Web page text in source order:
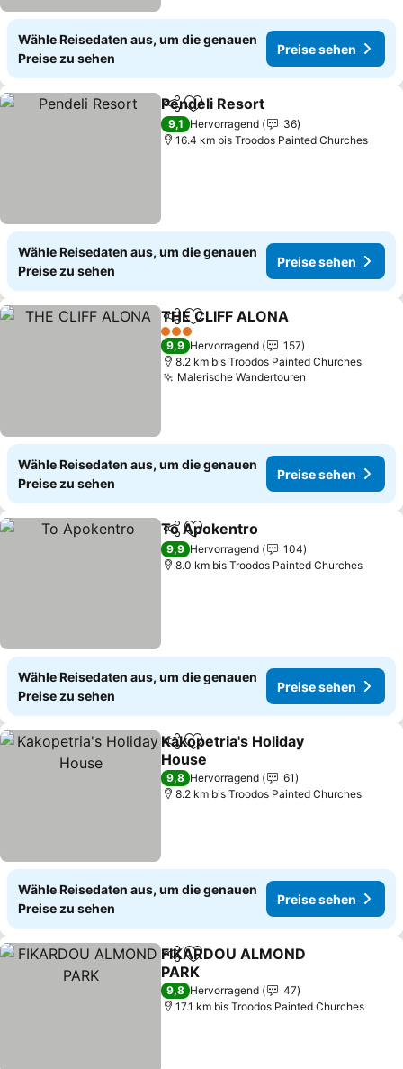
Wähle Reisedaten aus, um die genauen
Preise zu sehen
Preise sehen
TeilenZu Favoriten hinzufügen
Pendeli Resort
9,1 Hervorragend
36
16.4 km bis Troodos Painted Churches
Wähle Reisedaten aus, um die genauen
Preise zu sehen
Preise sehen
TeilenZu Favoriten hinzufügen
THE CLIFF ALONA
3 Sterne
9,9 Hervorragend
157
8.2 km bis Troodos Painted Churches
Malerische Wandertouren
Wähle Reisedaten aus, um die genauen
Preise zu sehen
Preise sehen
TeilenZu Favoriten hinzufügen
To Apokentro
9,9 Hervorragend
104
8.0 km bis Troodos Painted Churches
Wähle Reisedaten aus, um die genauen
Preise zu sehen
Preise sehen
TeilenZu Favoriten hinzufügen
Kakopetria's Holiday
House
Preise sehen
9,8 Hervorragend
61
8.2 km bis Troodos Painted Churches
Wähle Reisedaten aus, um die genauen
Preise zu sehen
Preise sehen
TeilenZu Favoriten hinzufügen
FIKARDOU ALMOND
PARK
Preise sehen
9,8 Hervorragend
47
17.1 km bis Troodos Painted Churches